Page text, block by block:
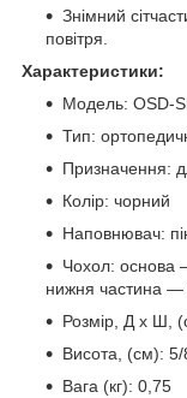
Знімний
повітря.
Характеристики:
Модель: OSD-
Тип:
Призначення:
Колір: чорний
Наповнювач:
Чохол: основа
нижня частина
Розмір, Д х Ш,
Висота, (см): 5/
Вага (кг): 0,75